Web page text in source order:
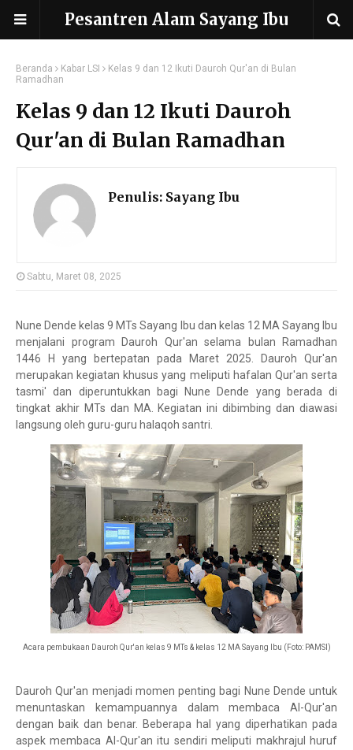
Pesantren Alam Sayang Ibu
Beranda Kabar LSI
Kelas 9 dan 12 Ikuti Dauroh Qur'an di Bulan
Ramadhan
Kelas 9 dan 12 Ikuti Dauroh
Qur'an di Bulan Ramadhan
Penulis: Sayang Ibu
Sabtu, Maret 08, 2025
Nune Dende kelas 9 MTs Sayang Ibu dan kelas 12 MA Sayang Ibu
menjalani program Dauroh Qur'an selama bulan Ramadhan
1446 H yang bertepatan pada Maret 2025. Dauroh Qur'an
merupakan kegiatan khusus yang meliputi hafalan Qur'an serta
tasmi' dan diperuntukkan bagi Nune Dende yang berada di
tingkat akhir MTs dan MA. Kegiatan ini dibimbing dan diawasi
langsung oleh guru-guru halaqoh santri.
Acara pembukaan Dauroh Qur'an kelas 9 MTs & kelas 12 MA Sayang Ibu (Foto: PAMSI)
Dauroh Qur'an menjadi momen penting bagi Nune Dende untuk
menuntaskan kemampuannya dalam membaca Al-Qur'an
dengan baik dan benar. Beberapa hal yang diperhatikan pada
aspek membaca Al-Qur'an itu sendiri meliputi makhrajul huruf